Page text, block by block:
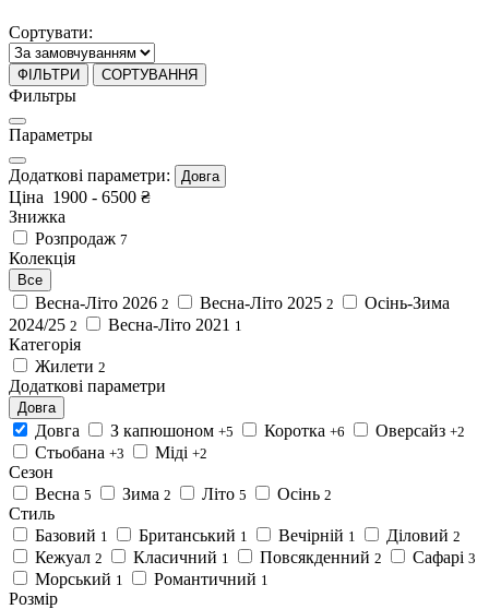
Сортувати:
ФІЛЬТРИ СОРТУВАННЯ
Фильтры
Параметры
Додаткові параметри: Довга
Ціна 1900 - 6500 ₴
Знижка
Розпродаж 7
Колекція
Все
Весна-Літо 2026 2 Весна-Літо 2025 2
Осінь-Зима
2024/25 2 Весна-Літо 2021 1
Категорія
Жилети 2
Додаткові параметри
Довга
Довга З капюшоном +5 Коротка +6 Оверсайз +2
Стьобана +3 Міді +2
Сезон
Весна 5 Зима 2 Літо 5 Осінь 2
Стиль
Базовий 1 Британський 1 Вечірній 1 Діловий 2
Кежуал 2 Класичний 1 Повсякденний 2 Сафарі 3
Морський 1 Романтичний 1
Розмір